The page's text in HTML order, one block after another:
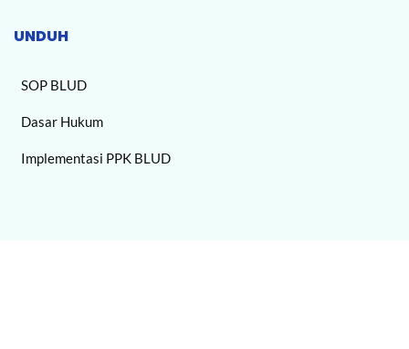
UNDUH
SOP BLUD
Dasar Hukum
Implementasi PPK BLUD